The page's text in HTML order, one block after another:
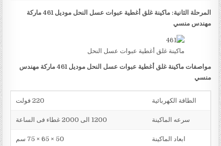
المرحلة الثانية: ماكينة غلق أغطية عبوات عسل النحل موديل 461 ماركة
مهندس منسي
ماكينة غلق أغطية عبوات عسل النحل
مواصفات ماكينة غلق أغطية عبوات عسل النحل موديل 461 ماركة مهندس
منسي
الطاقة الكهربائية 220 فولت
سرعه الماكينة 1200 الى 2000 غطاء فى الساعة
ابعاد الماكينة 50 × 65 × 75 سم